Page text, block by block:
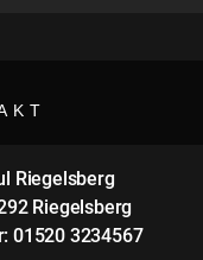
Riegelsberg
Riegelsberg
01520 3234567